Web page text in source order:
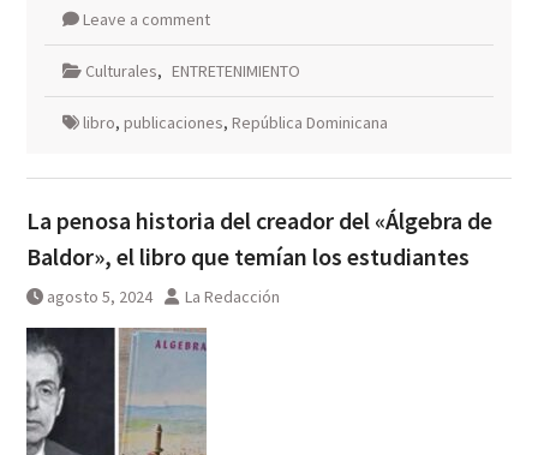
Leave a comment
Culturales, ENTRETENIMIENTO
libro, publicaciones, República Dominicana
La penosa historia del creador del «Álgebra de
Baldor», el libro que temían los estudiantes
agosto 5, 2024 La Redacción